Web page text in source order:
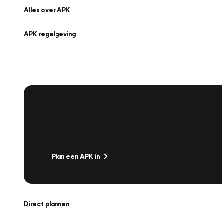
Alles over APK
APK regelgeving
Plan een APK in
Direct plannen